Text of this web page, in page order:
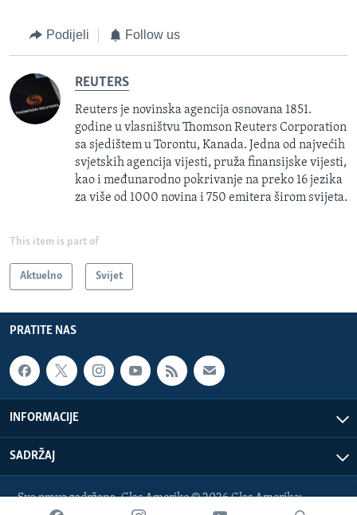
Podijeli Follow us
REUTERS
Reuters je novinska agencija osnovana 1851.
godine u vlasništvu Thomson Reuters Corporation
sa sjedištem u Torontu, Kanada. Jedna od najvećih
svjetskih agencija vijesti, pruža finansijske vijesti,
kao i međunarodno pokrivanje na preko 16 jezika
za više od 1000 novina i 750 emitera širom svijeta.
This item is part of
Aktuelno Svijet
PRATITE NAS
INFORMACIJE
SADRŽAJ
Sva prava zadržana. Glas Amerike © 2026 Glas Amerike: